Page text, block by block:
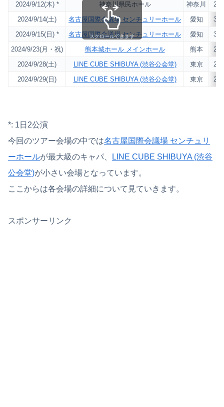
2024/9/12(木) *
神奈川県民ホール 神奈川
2024/9/14(土)
名古屋国際会議場 センチュリーホール 愛知
2024/9/15(日) *
名古屋国際会議場 センチュリーホール 愛知
2024/9/23(月・祝)
熊本城ホール メインホール 熊本
2024/9/28(土)
LINE CUBE SHIBUYA (渋谷公会堂) 東京
2024/9/29(日)
LINE CUBE SHIBUYA (渋谷公会堂) 東京
スクロールできます
*: 1日2公演
今回のツアー会場の中では名古屋国際会議場 センチュリ
ーホールが最大級のキャパ、
LINE CUBE SHIBUYA (渋谷
公会堂)が小さい会場となっています。
ここからは各会場の詳細について見ていきます。
スポンサーリンク